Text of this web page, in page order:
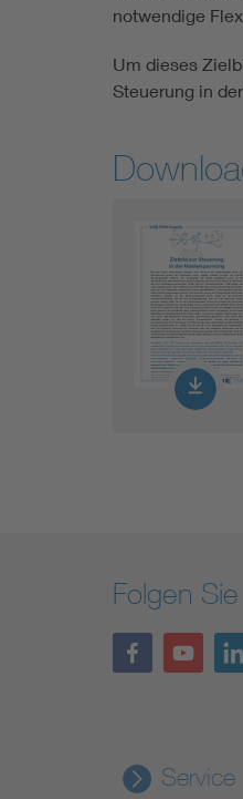
notwendige
Um dieses
Steuerung in
Folgen
Service